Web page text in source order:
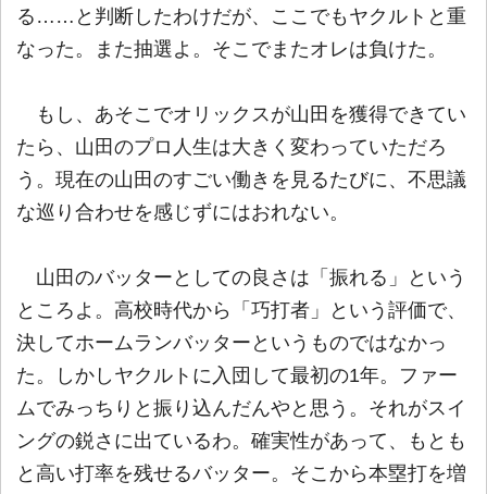
る……と判断したわけだが、ここでもヤクルトと重
なった。また抽選よ。そこでまたオレは負けた。
もし、あそこでオリックスが山田を獲得できてい
たら、山田のプロ人生は大きく変わっていただろ
う。現在の山田のすごい働きを見るたびに、不思議
な巡り合わせを感じずにはおれない。
山田のバッターとしての良さは「振れる」という
ところよ。高校時代から「巧打者」という評価で、
決してホームランバッターというものではなかっ
た。しかしヤクルトに入団して最初の1年。ファー
ムでみっちりと振り込んだんやと思う。それがスイ
ングの鋭さに出ているわ。確実性があって、もとも
と高い打率を残せるバッター。そこから本塁打を増